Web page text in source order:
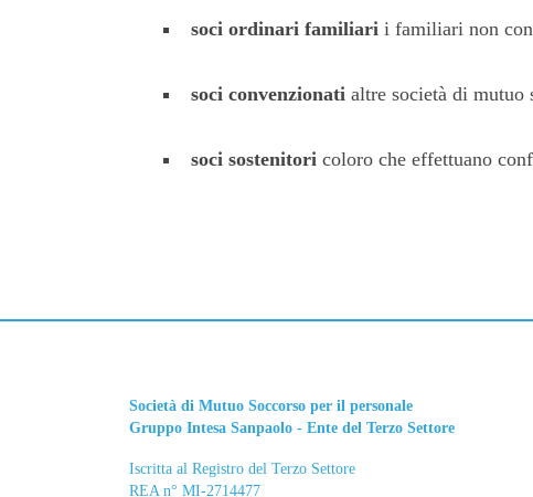
soci ordinari familiari i familiari non
soci convenzionati altre società di mutuo
soci sostenitori coloro che effettuano
Società di Mutuo Soccorso per il personale
Gruppo Intesa Sanpaolo - Ente del Terzo Settore
Iscritta al Registro del Terzo Settore
REA n° MI-2714477